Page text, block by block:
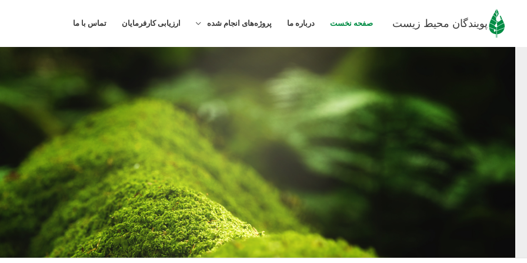
پویندگان محیط زیست صفحه نخست درباره ما پروژه‌های انجام شده ارزیابی کارفرمایان تماس با ما